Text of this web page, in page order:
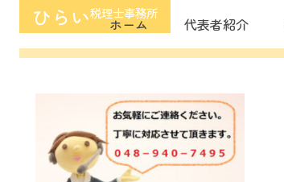
ひらい税理士事務所
ホーム 代表者紹介